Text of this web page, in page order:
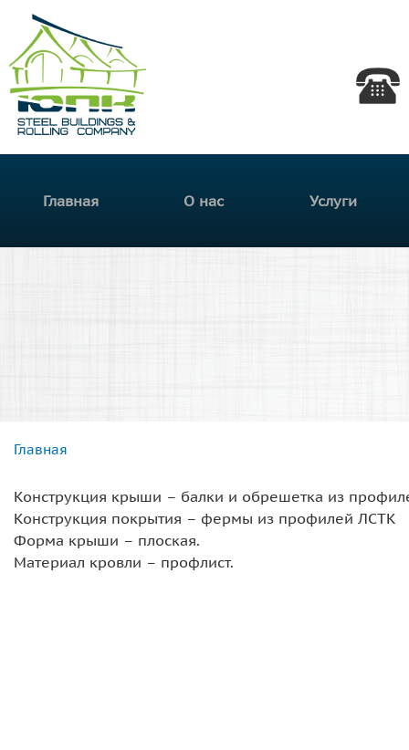
Южная
Прокатная
Компания
Главная О нас Услуги
Главная
Конструкция крыши – балки и обрешетка из
Конструкция покрытия – фермы из профилей ЛСТК
Форма крыши – плоская.
Материал кровли – профлист.